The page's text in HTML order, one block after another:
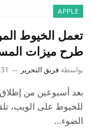
APPLE
تعمل الخيوط
طرح ميزات
بواسطة فريق التحرير 31 مايو، 2024
للخيوط على الويب،
الضوء…